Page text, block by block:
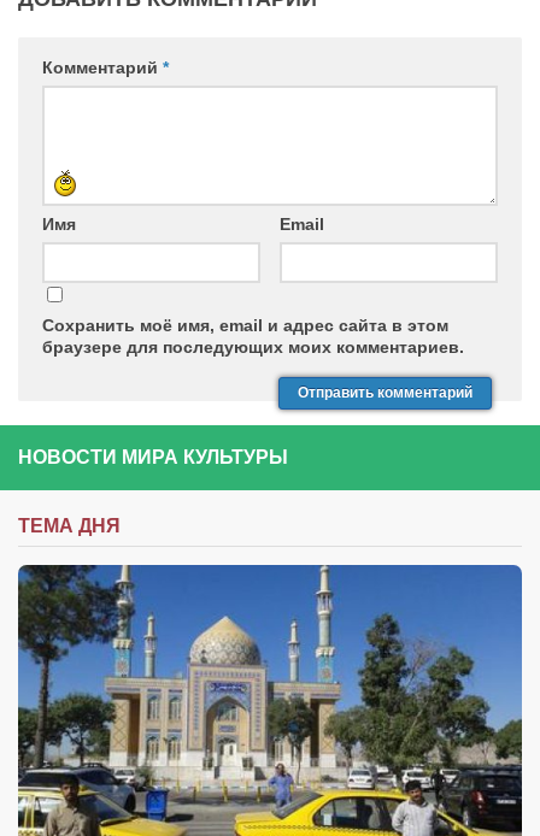
Комментарий *
Имя Email
Сохранить моё имя, email и адрес сайта в этом
браузере для последующих моих комментариев.
НОВОСТИ МИРА КУЛЬТУРЫ
ТЕМА ДНЯ